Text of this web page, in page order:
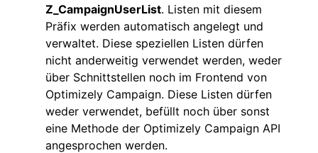
Z_CampaignUserList. Listen mit diesem
Präfix werden automatisch angelegt und
verwaltet. Diese speziellen Listen dürfen
nicht anderweitig verwendet werden, weder
über Schnittstellen noch im Frontend von
Optimizely Campaign. Diese Listen dürfen
weder verwendet, befüllt noch über sonst
eine Methode der Optimizely Campaign API
angesprochen werden.